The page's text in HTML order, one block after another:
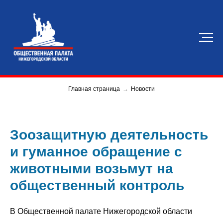
Главная страница → Новости
Зоозащитную деятельность
и гуманное обращение с
животными возьмут на
общественный контроль
В Общественной палате Нижегородской области